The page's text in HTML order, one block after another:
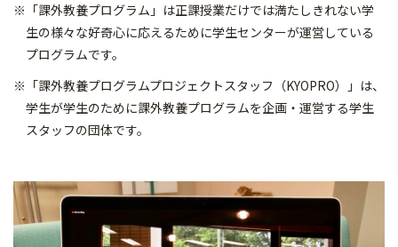
※「課外教養プログラム」は正課授業だけでは満たしきれない学
生の様々な好奇心に応えるために学生センターが運営している
プログラムです。
※「課外教養プログラムプロジェクトスタッフ（KYOPRO）」は、
学生が学生のために課外教養プログラムを企画・運営する学生
スタッフの団体です。